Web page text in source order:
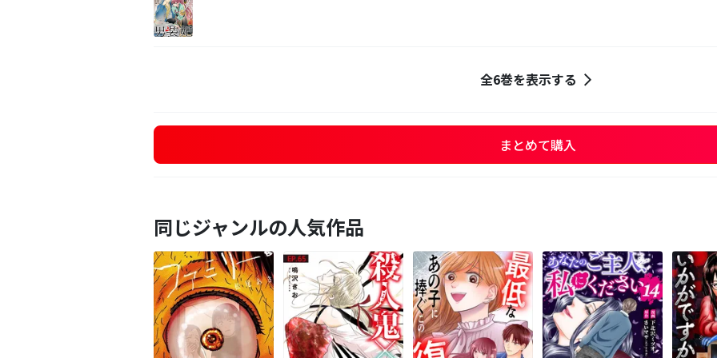
全6巻を表示する
まとめて購入
同じジャンルの人気作品